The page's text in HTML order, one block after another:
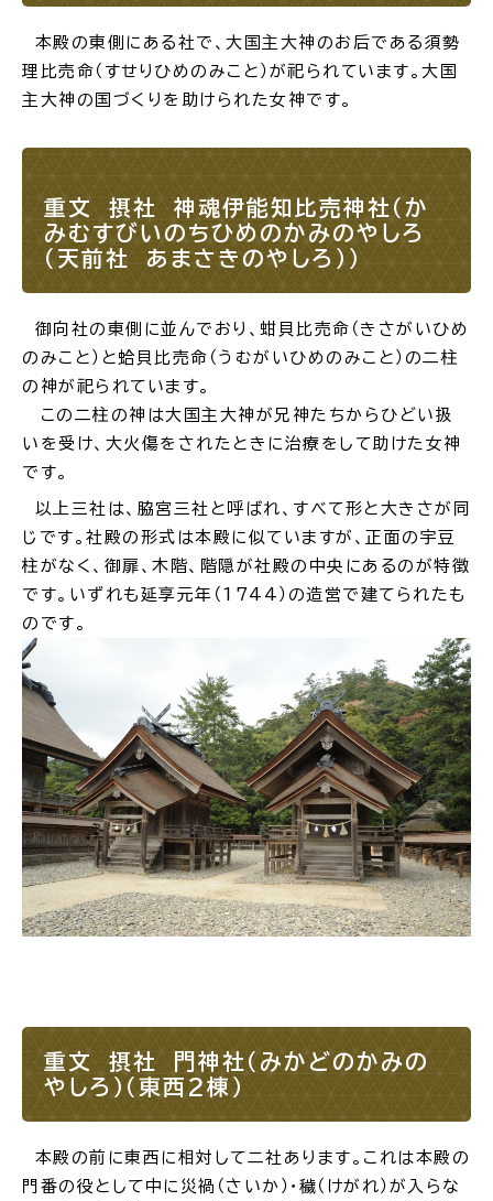
本殿の東側にある社で、大国主大神のお后である須勢
理比売命（すせりひめのみこと）が祀られています。大国
主大神の国づくりを助けられた女神です。
重文 摂社 神魂伊能知比売神社（か
みむすびいのちひめのかみのやしろ
（天前社 あまさきのやしろ））
御向社の東側に並んでおり、蚶貝比売命（きさがいひめ
のみこと）と蛤貝比売命（うむがいひめのみこと）の二柱
の神が祀られています。
この二柱の神は大国主大神が兄神たちからひどい扱
いを受け、大火傷をされたときに治療をして助けた女神
です。
以上三社は、脇宮三社と呼ばれ、すべて形と大きさが同
じです。社殿の形式は本殿に似ていますが、正面の宇豆
柱がなく、御扉、木階、階隠が社殿の中央にあるのが特徴
です。いずれも延享元年（1744）の造営で建てられたも
のです。
重文 摂社 門神社（みかどのかみの
やしろ）（東西2棟）
本殿の前に東西に相対して二社あります。これは本殿の
門番の役として中に災禍（さいか）・穢（けがれ）が入らな